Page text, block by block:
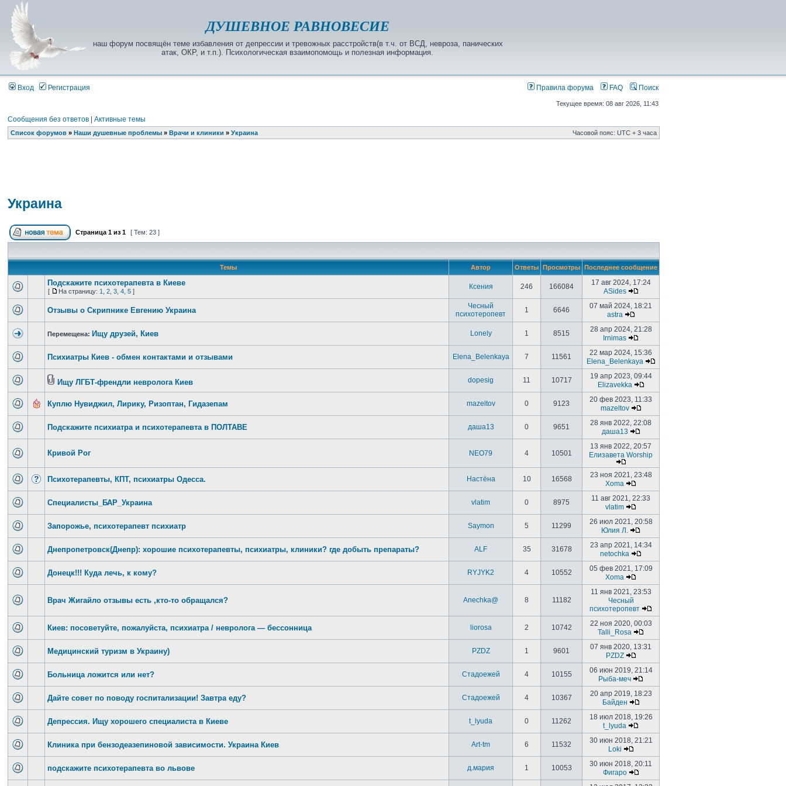
ДУШЕВНОЕ РАВНОВЕСИЕ
наш форум посвящён теме избавления от депрессии и тревожных расстройств(в т.ч. от ВСД, невроза, панических
атак, ОКР, и т.п.). Психологическая взаимопомощь и полезная информация.
Вход Регистрация Правила форума FAQ Поиск
Текущее время: 08 авг 2026, 11:43
Сообщения без ответов |Активные темы
Список форумов »Наши душевные проблемы »Врачи и клиники »Украина Часовой пояс: UTC + 3 часа
Украина
Страница1 из1 [ Тем: 23 ]
Темы Автор Ответы Просмотры Последнее сообщение
Подскажите психотерапевта в Киеве
[ На страницу: 1 ,2 ,3 ,4 ,5 ]
Ксения 246 166084
17 авг 2024, 17:24
ASides
Отзывы о Скрипнике Евгению Украина
Чесный
психотеропевт
1 6646
07 май 2024, 18:21
astra
Перемещена: Ищу друзей, Киев Lonely 1 8515
28 апр 2024, 21:28
Irnimas
Психиатры Киев - обмен контактами и отзывами Elena_Belenkaya 7 11561
22 мар 2024, 15:36
Elena_Belenkaya
Ищу ЛГБТ-френдли невролога Киев dopesig 11 10717
19 апр 2023, 09:44
Elizavekka
Куплю Нувиджил, Лирику, Ризоптан, Гидазепам mazeltov 0 9123
20 фев 2023, 11:33
mazeltov
Подскажите психиатра и психотерапевта в ПОЛТАВЕ даша13 0 9651
28 янв 2022, 22:08
даша13
Кривой Рог NEO79 4 10501
13 янв 2022, 20:57
Елизавета Worship
Психотерапевты, КПТ, психиатры Одесса. Настёна 10 16568
23 ноя 2021, 23:48
Xoma
Специалисты_БАР_Украина vlatim 0 8975
11 авг 2021, 22:33
vlatim
Запорожье, психотерапевт психиатр Saymon 5 11299
26 июл 2021, 20:58
Юлия Л.
Днепропетровск(Днепр): хорошие психотерапевты, психиатры, клиники? где добыть препараты? ALF 35 31678
23 апр 2021, 14:34
netochka
Донецк!!! Куда лечь, к кому? RYJYK2 4 10552
05 фев 2021, 17:09
Xoma
Врач Жигайло отзывы есть ,кто-то обращался? Anechka@ 8 11182
11 янв 2021, 23:53
Чесный
психотеропевт
Киев: посоветуйте, пожалуйста, психиатра / невролога — бессонница liorosa 2 10742
22 ноя 2020, 00:03
Talli_Rosa
Медицинский туризм в Украину) PZDZ 1 9601
07 янв 2020, 13:31
PZDZ
Больница ложится или нет? Стадоежей 4 10155
06 июн 2019, 21:14
Рыба-меч
Дайте совет по поводу госпитализации! Завтра еду? Стадоежей 4 10367
20 апр 2019, 18:23
Байден
Депрессия. Ищу хорошего специалиста в Киеве t_lyuda 0 11262
18 июл 2018, 19:26
t_lyuda
Клиника при бензодеазепиновой зависимости. Украина Киев Art-tm 6 11532
30 июн 2018, 21:21
Loki
подскажите психотерапевта во львове д.мария 1 10053
30 июн 2018, 20:11
Фигаро